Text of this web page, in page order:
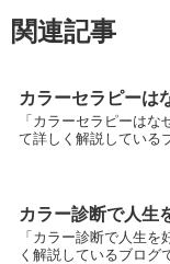
関連記事
カラーセラピーは
「カラーセラピーは
て詳しく解説している
カラー診断で人生
「カラー診断で人生
く解説しているブロ